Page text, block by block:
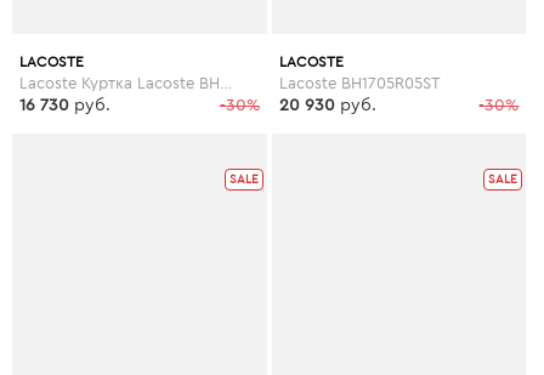
LACOSTE
-30%
16 730 руб.
LACOSTE
Lacoste BH1705R05ST
-30%
20 930 руб.
SALE SALE